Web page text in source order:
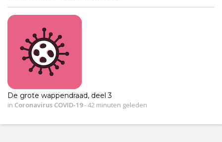
De grote wappendraad, deel 3
in Coronavirus COVID-19-42 minuten geleden